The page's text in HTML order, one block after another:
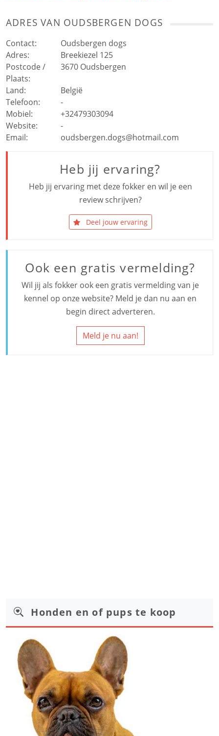
ADRES VAN OUDSBERGEN DOGS
Contact:
Oudsbergen dogs
Adres:
Breekiezel 125
Postcode /
Plaats:
3670 Oudsbergen
Land:
België
Telefoon:
-
Mobiel:
+32479303094
Website:
-
Email:
oudsbergen.dogs@hotmail.com
Heb jij ervaring?
Heb jij ervaring met deze fokker en wil je een
review schrijven?
Deel jouw ervaring
Ook een gratis vermelding?
Wil jij als fokker ook een gratis vermelding van je
kennel op onze website? Meld je dan nu aan en
begin direct adverteren.
Meld je nu aan!
Honden en of pups te koop